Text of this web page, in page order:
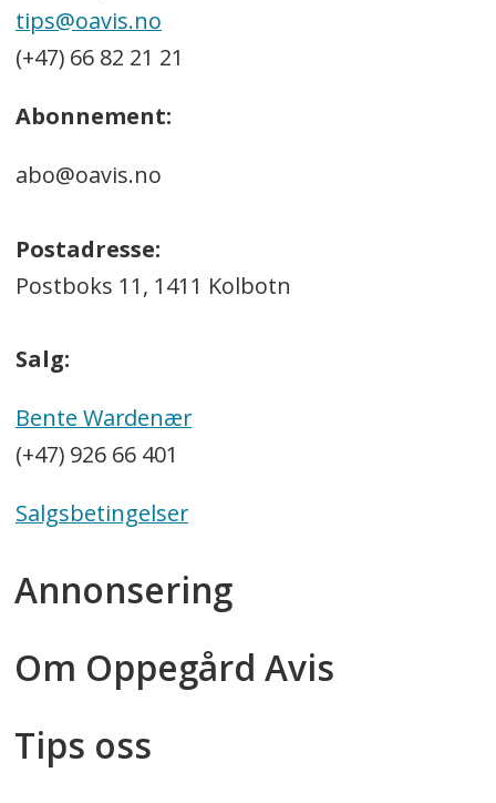
tips@oavis.no
(+47) 66 82 21 21
Abonnement:
abo@oavis.no
Postadresse:
Postboks 11, 1411 Kolbotn
Salg:
Bente Wardenær
(+47) 926 66 401
Salgsbetingelser
Annonsering
Om Oppegård Avis
Tips oss